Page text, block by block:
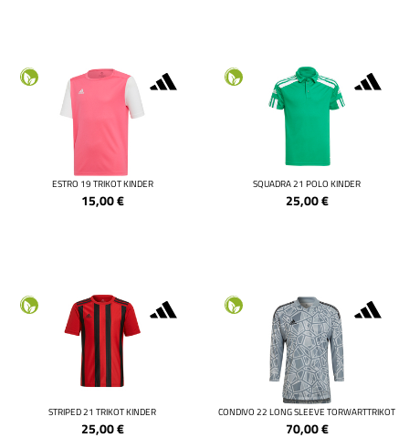
ESTRO 19 TRIKOT KINDER
15,00€
SQUADRA 21 POLO KINDER
25,00€
STRIPED 21 TRIKOT KINDER
25,00€
CONDIVO 22 LONG SLEEVE TORWARTTRIKOT
70,00€